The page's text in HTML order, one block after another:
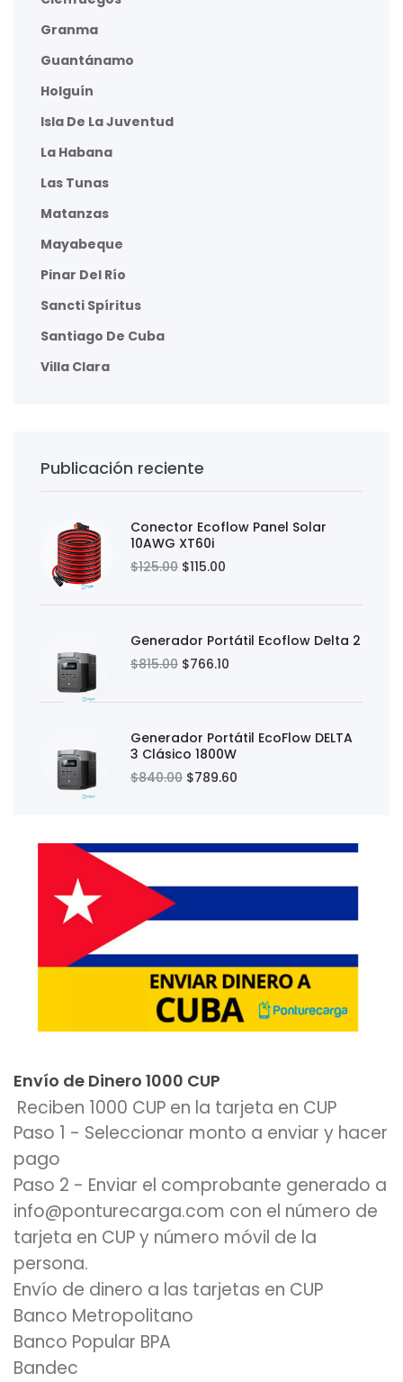
Granma
Guantánamo
Holguín
Isla De La Juventud
La Habana
Las Tunas
Matanzas
Mayabeque
Pinar Del Río
Sancti Spíritus
Santiago De Cuba
Villa Clara
Publicación reciente
Conector Ecoflow Panel Solar
10AWG XT60i
$125.00 $115.00
Generador Portátil Ecoflow Delta 2
$815.00 $766.10
Generador Portátil EcoFlow DELTA
3 Clásico 1800W
$840.00 $789.60
Envío de Dinero 1000 CUP
Reciben 1000 CUP en la tarjeta en CUP
Paso 1 - Seleccionar monto a enviar y hacer
pago
Paso 2 - Enviar el comprobante generado a
info@ponturecarga.com con el número de
tarjeta en CUP y número móvil de la
persona.
Envío de dinero a las tarjetas en CUP
Banco Metropolitano
Banco Popular BPA
Bandec